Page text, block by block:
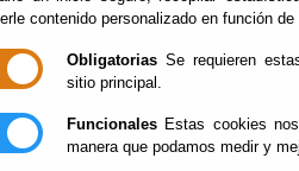
contenido personalizado en función
Obligatorias Se requieren
sitio principal.
Funcionales Estas cookies
manera que podamos medir y